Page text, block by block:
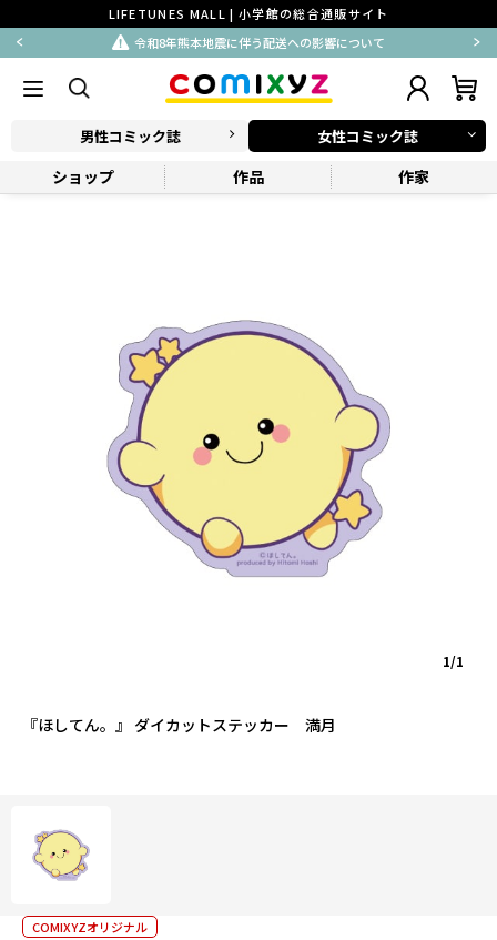
LIFETUNES MALL | 小学館の総合通販サイト
令和8年熊本地震に伴う配送への影響について
男性コミック誌 女性コミック誌
ショップ 作品 作家
『ほしてん。』 ダイカットステッカー 満月
1/1
COMIXYZオリジナル